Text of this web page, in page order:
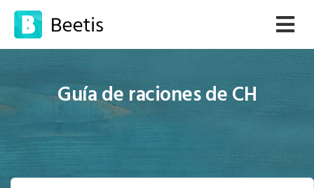
Guía de raciones de CH